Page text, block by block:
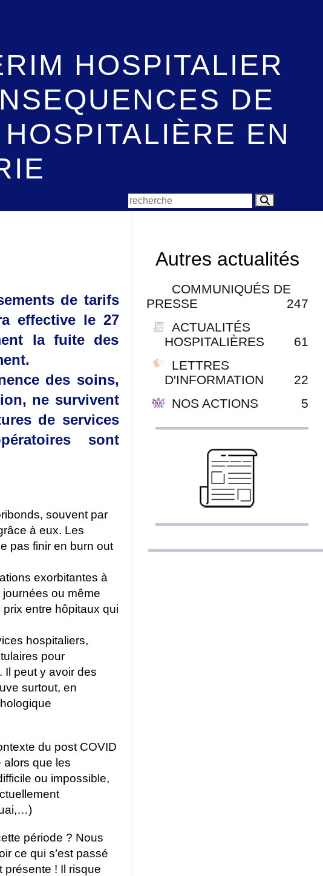
HOSPITALIER
DE
EN
de tarifs
effective le 27
la fuite des
des soins,
ne survivent
de services
sont
souvent par
à eux. Les
pas finir en burn out
exorbitantes à
ou même
entre hôpitaux qui
hospitaliers,
pour
Il peut y avoir des
surtout, en
du post COVID
alors que les
ou impossible,
période ? Nous
ce qui s’est passé
présente ! Il risque
Autres actualités
COMMUNIQUÉS DE
PRESSE
247
ACTUALITÉS
HOSPITALIÈRES
61
LETTRES
D'INFORMATION
22
NOS ACTIONS
5